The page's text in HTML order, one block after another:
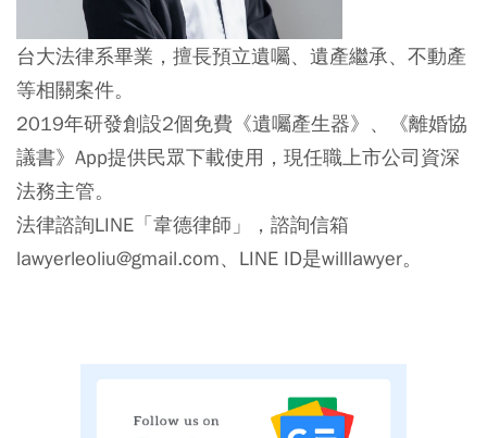
台大法律系畢業，擅長預立遺囑、遺產繼承、不動產
等相關案件。
2019年研發創設2個免費《遺囑產生器》、《離婚協
議書》App提供民眾下載使用，現任職上市公司資深
法務主管。
法律諮詢LINE「韋德律師」，諮詢信箱
lawyerleoliu@gmail.com、LINE ID是willlawyer。